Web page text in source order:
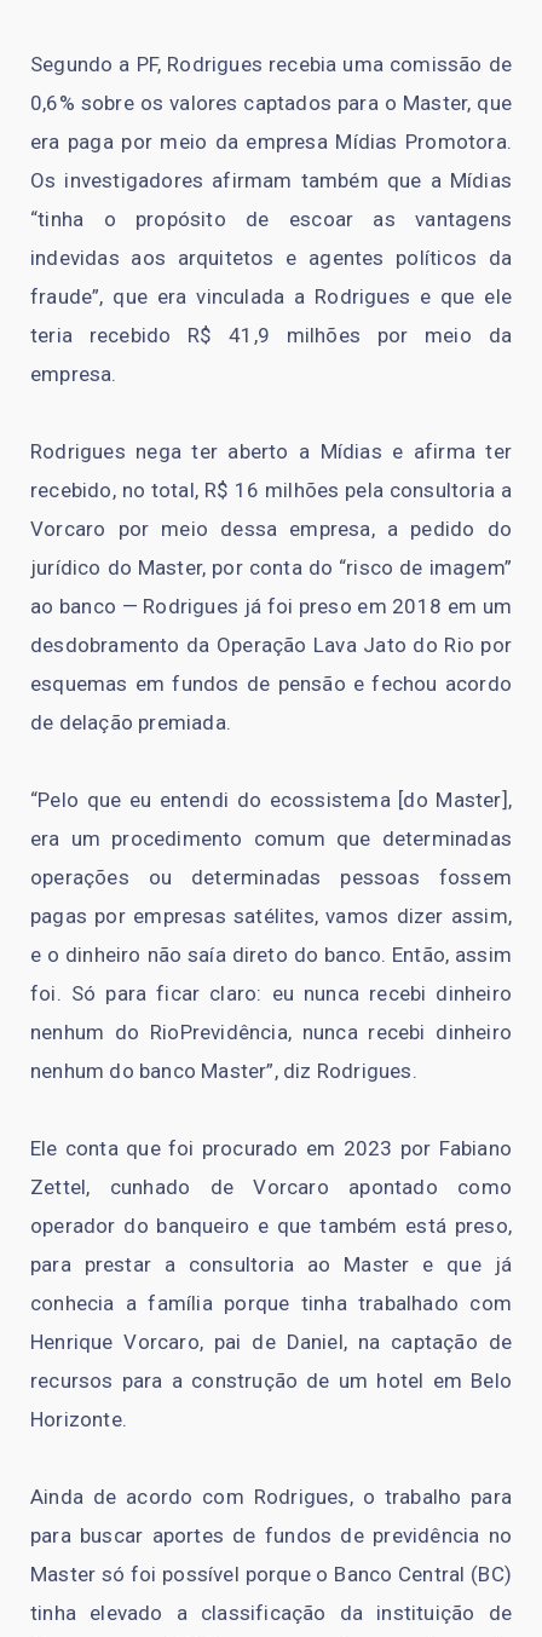
Segundo a PF, Rodrigues recebia uma comissão de
0,6% sobre os valores captados para o Master, que
era paga por meio da empresa Mídias Promotora.
Os investigadores afirmam também que a Mídias
“tinha o propósito de escoar as vantagens
indevidas aos arquitetos e agentes políticos da
fraude”, que era vinculada a Rodrigues e que ele
teria recebido R$ 41,9 milhões por meio da
empresa.
Rodrigues nega ter aberto a Mídias e afirma ter
recebido, no total, R$ 16 milhões pela consultoria a
Vorcaro por meio dessa empresa, a pedido do
jurídico do Master, por conta do “risco de imagem”
ao banco — Rodrigues já foi preso em 2018 em um
desdobramento da Operação Lava Jato do Rio por
esquemas em fundos de pensão e fechou acordo
de delação premiada.
“Pelo que eu entendi do ecossistema [do Master],
era um procedimento comum que determinadas
operações ou determinadas pessoas fossem
pagas por empresas satélites, vamos dizer assim,
e o dinheiro não saía direto do banco. Então, assim
foi. Só para ficar claro: eu nunca recebi dinheiro
nenhum do RioPrevidência, nunca recebi dinheiro
nenhum do banco Master”, diz Rodrigues.
Ele conta que foi procurado em 2023 por Fabiano
Zettel, cunhado de Vorcaro apontado como
operador do banqueiro e que também está preso,
para prestar a consultoria ao Master e que já
conhecia a família porque tinha trabalhado com
Henrique Vorcaro, pai de Daniel, na captação de
recursos para a construção de um hotel em Belo
Horizonte.
Ainda de acordo com Rodrigues, o trabalho para
para buscar aportes de fundos de previdência no
Master só foi possível porque o Banco Central (BC)
tinha elevado a classificação da instituição de